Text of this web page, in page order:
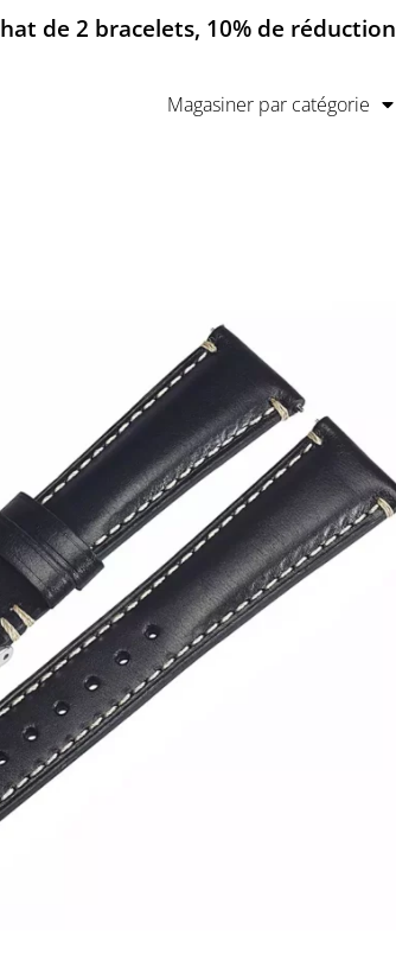
de 2 bracelets, 10% de
Magasiner par catégorie